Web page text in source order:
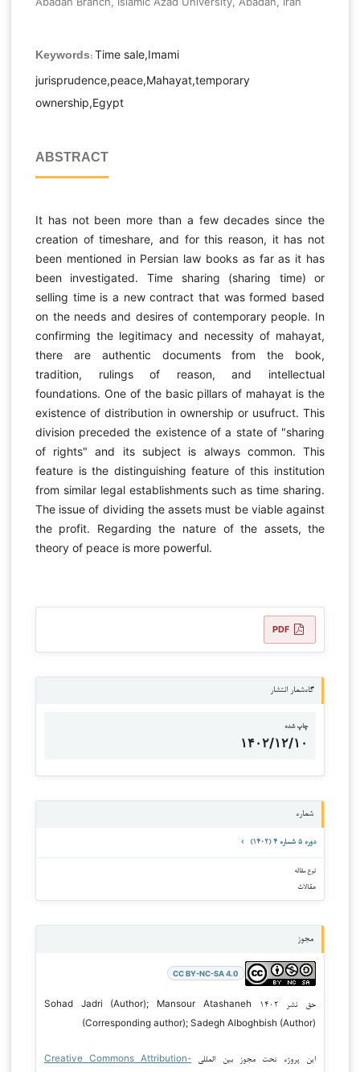
Keywords: Time sale,Imami
jurisprudence,peace,Mahayat,temporary
ownership,Egypt
ABSTRACT
It has not been more than a few decades since the
creation of timeshare, and for this reason, it has not
been mentioned in Persian law books as far as it has
been investigated. Time sharing (sharing time) or
selling time is a new contract that was formed based
on the needs and desires of contemporary people. In
confirming the legitimacy and necessity of mahayat,
there are authentic documents from the book,
tradition, rulings of reason, and intellectual
foundations. One of the basic pillars of mahayat is the
existence of distribution in ownership or usufruct. This
division preceded the existence of a state of "sharing
of rights" and its subject is always common. This
feature is the distinguishing feature of this institution
from similar legal establishments such as time sharing.
The issue of dividing the assets must be viable against
the profit. Regarding the nature of the assets, the
theory of peace is more powerful.
PDF
گاه‌شمار انتشار
چاپ شده
۱۴۰۲/۱۲/۱۰
شماره
دوره ۵ شماره ۴ (۱۴۰۲)
نوع مقاله
مقالات
مجوز
CC BY-NC-SA 4.0
حق نشر ۱۴۰۲ Sohad Jadri (Author); Mansour Atashaneh
(Corresponding author); Sadegh Alboghbish (Author)
این پروژه تحت مجوز بین المللی Creative Commons Attribution-